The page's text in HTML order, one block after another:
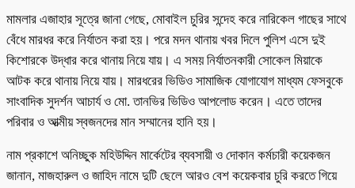
মামলার এজাহার সূত্রে জানা গেছে, মোবাইল চুরির সন্দেহ করে নারিকেল গাছের সাথে
বেঁধে মারধর করে নির্যাতন করা হয়। পরে মদন থানায় খবর দিলে পুলিশ এসে দুই
কিশোরকে উদ্ধার করে থানায় নিয়ে যায়। এ সময় নির্যাতনকারী সোকেল মিয়াকে
আটক করে থানায় নিয়ে যায়। মারধরের ভিডিও সামাজিক যোগাযোগ মাধ্যম ফেসবুকে
সাংবাদিক সুদর্শন আচার্য ও মো. তানভির ভিডিও আপলোড করেন। এতে তাদের
পরিবার ও আত্মীয় স্বজনদের মান সম্মানের হানি হয়।
নাম প্রকাশে অনিচ্ছুক মহিউদ্দিন মার্কেটের ব্যবসায়ী ও দোকান কর্মচারী কয়েকজন
জানান, মাজহারুল ও জাহিদ নামে দুটি ছেলে আরও বেশ কয়েকবার চুরি করতে গিয়ে